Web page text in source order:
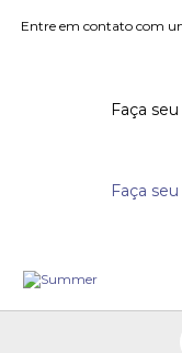
Entre em contato com
Faça
Faça